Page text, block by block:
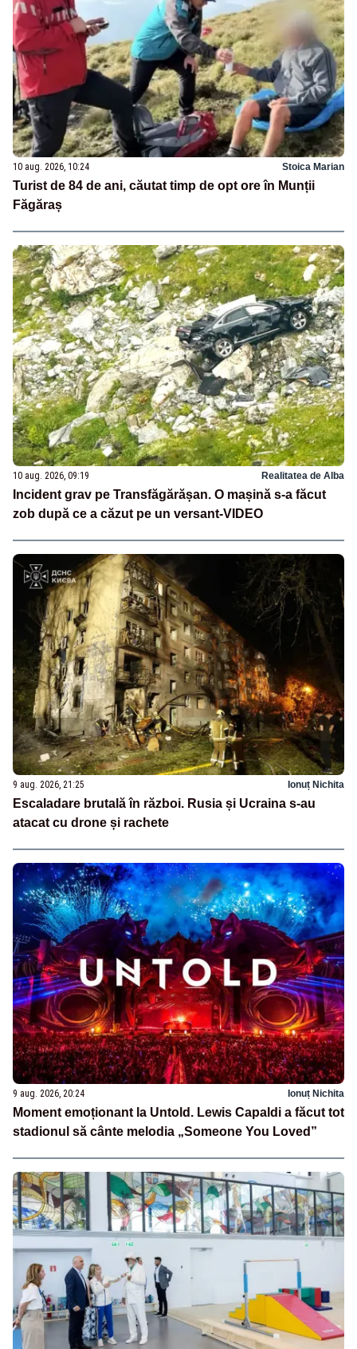
10 aug. 2026, 10:24 Stoica Marian
Turist de 84 de ani, căutat timp de opt ore în Munții
Făgăraș
10 aug. 2026, 09:19 Realitatea de Alba
Incident grav pe Transfăgărășan. O mașină s-a făcut
zob după ce a căzut pe un versant-VIDEO
9 aug. 2026, 21:25 Ionuț Nichita
Escaladare brutală în război. Rusia și Ucraina s-au
atacat cu drone și rachete
9 aug. 2026, 20:24 Ionuț Nichita
Moment emoționant la Untold. Lewis Capaldi a făcut tot
stadionul să cânte melodia „Someone You Loved”